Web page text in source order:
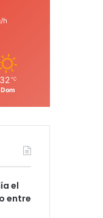
h
32 ℃
Dom
el
entre